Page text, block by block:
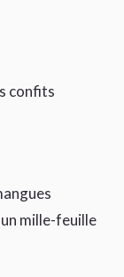
confits
mille-feuille